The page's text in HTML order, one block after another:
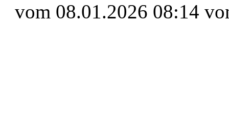
vom 08.01.2026 08:14